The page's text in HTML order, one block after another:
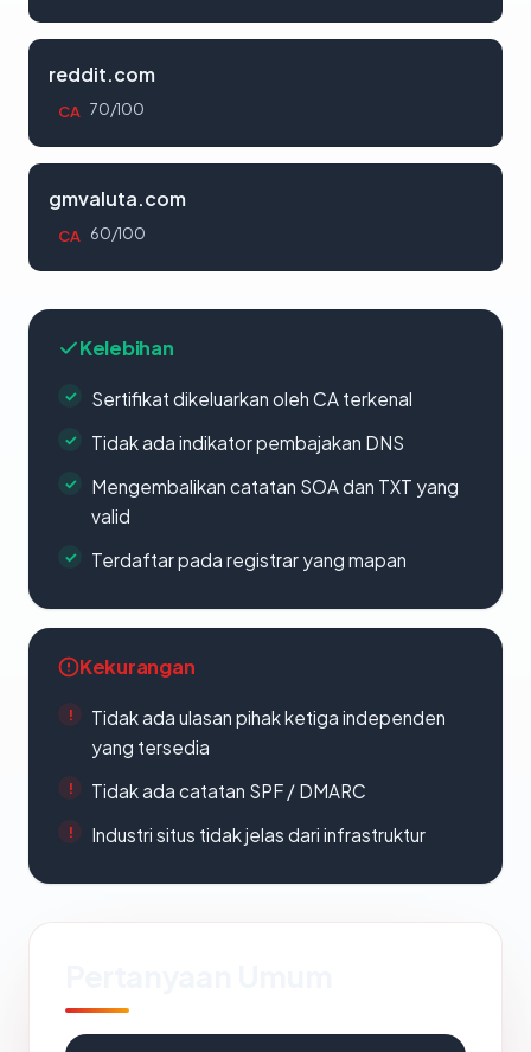
reddit.com
CA 70/100
gmvaluta.com
CA 60/100
Kelebihan
Sertifikat dikeluarkan oleh CA terkenal
Tidak ada indikator pembajakan DNS
Mengembalikan catatan SOA dan TXT yang
valid
Terdaftar pada registrar yang mapan
Kekurangan
Tidak ada ulasan pihak ketiga independen
yang tersedia
Tidak ada catatan SPF / DMARC
Industri situs tidak jelas dari infrastruktur